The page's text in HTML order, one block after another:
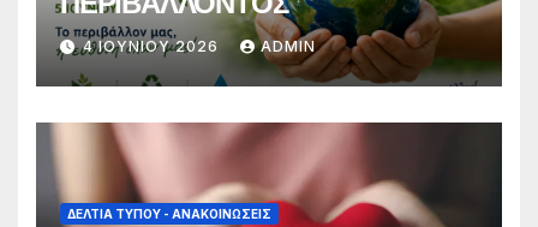
4 ΙΟΥΝΊΟΥ 2026 ADMIN
ΔΕΛΤΊΑ ΤΎΠΟΥ - ΑΝΑΚΟΙΝΏΣΕΙΣ